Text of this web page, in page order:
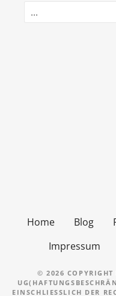
Home Blog
Impressum
© 2026 COPYRIGHT
EINSCHLIESSLICH DER